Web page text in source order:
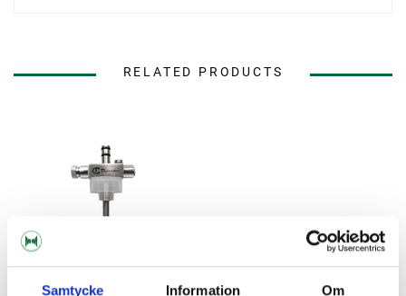
Samtycke Information Om
RELATED PRODUCTS